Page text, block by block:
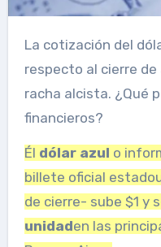
La cotización del dólar oficial subió 67 centavos
respecto al cierre
racha alcista. ¿Qué
financieros?
Él dólar azul o
billete oficial
de cierre- sube $1 y
unidaden las